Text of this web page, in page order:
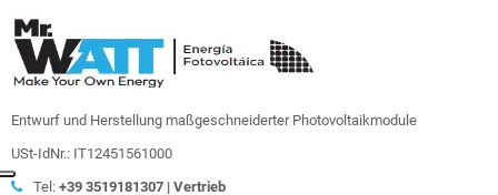
Entwurf und Herstellung maßgeschneiderter Photovoltaikmodule
USt-IdNr.: IT12451561000
Tel: +39 3519181307 | Vertrieb